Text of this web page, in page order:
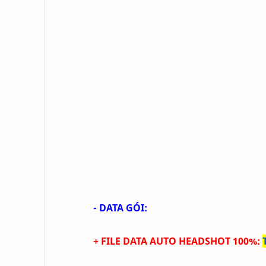
- DATA GÓI:
+ FILE DATAAUTO HEADSHOT 100%: